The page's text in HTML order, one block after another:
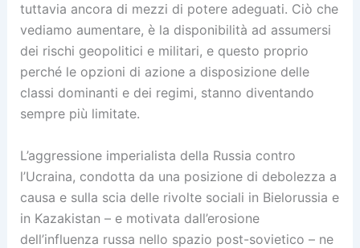
tuttavia ancora di mezzi di potere adeguati. Ciò che
vediamo aumentare, è la disponibilità ad assumersi
dei rischi geopolitici e militari, e questo proprio
perché le opzioni di azione a disposizione delle
classi dominanti e dei regimi, stanno diventando
sempre più limitate.
L’aggressione imperialista della Russia contro
l’Ucraina, condotta da una posizione di debolezza a
causa e sulla scia delle rivolte sociali in Bielorussia e
in Kazakistan – e motivata dall’erosione
dell’influenza russa nello spazio post-sovietico – ne